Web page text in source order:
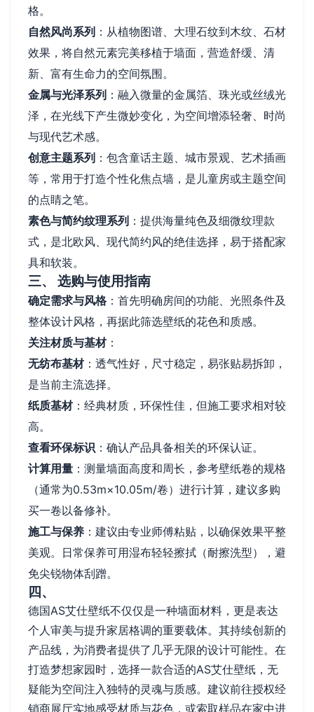
格。
自然风尚系列 ：从植物图谱、大理石纹到木纹、石材
效果，将自然元素完美移植于墙面，营造舒缓、清
新、富有生命力的空间氛围。
金属与光泽系列 ：融入微量的金属箔、珠光或丝绒光
泽，在光线下产生微妙变化，为空间增添轻奢、时尚
与现代艺术感。
创意主题系列 ：包含童话主题、城市景观、艺术插画
等，常用于打造个性化焦点墙，是儿童房或主题空间
的点睛之笔。
素色与简约纹理系列 ：提供海量纯色及细微纹理款
式，是北欧风、现代简约风的绝佳选择，易于搭配家
具和软装。
三、 选购与使用指南
确定需求与风格 ：首先明确房间的功能、光照条件及
整体设计风格，再据此筛选壁纸的花色和质感。
关注材质与基材：
无纺布基材：透气性好，尺寸稳定，易张贴易拆卸，
是当前主流选择。
纸质基材：经典材质，环保性佳，但施工要求相对较
高。
查看环保标识 ：确认产品具备相关的环保认证。
计算用量 ：测量墙面高度和周长，参考壁纸卷的规格
（通常为0.53m×10.05m/卷）进行计算，建议多购
买一卷以备修补。
施工与保养 ：建议由专业师傅粘贴，以确保效果平整
美观。日常保养可用湿布轻轻擦拭（耐擦洗型），避
免尖锐物体刮蹭。
四、
德国AS艾仕壁纸不仅仅是一种墙面材料，更是表达
个人审美与提升家居格调的重要载体。其持续创新的
产品线，为消费者提供了几乎无限的设计可能性。在
打造梦想家园时，选择一款合适的AS艾仕壁纸，无
疑能为空间注入独特的灵魂与质感。建议前往授权经
销商展厅实地感受材质与花色，或索取样品在家中进